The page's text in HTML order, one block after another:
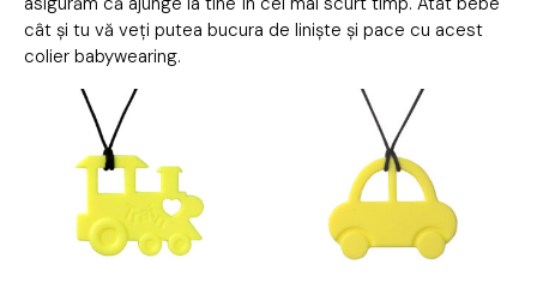
cât și tu vă veți putea bucura de liniște și pace cu acest
colier babywearing.